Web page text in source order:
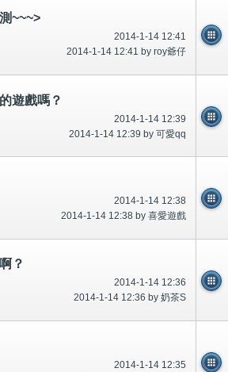
~~~>
2014-1-14 12:41
2014-1-14 12:41 by roy爺仔
遊戲嗎？
2014-1-14 12:39
2014-1-14 12:39 by 可愛qq
2014-1-14 12:38
2014-1-14 12:38 by 喜愛遊戲
？
2014-1-14 12:36
2014-1-14 12:36 by 奶茶S
2014-1-14 12:35